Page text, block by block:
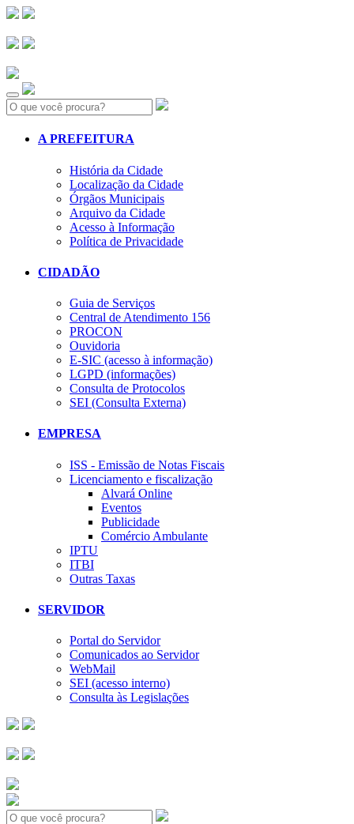
Search:
A PREFEITURA
História da Cidade
Localização da Cidade
Órgãos Municipais
Arquivo da Cidade
Acesso à Informação
Política de Privacidade
CIDADÃO
Guia de Serviços
Central de Atendimento 156
PROCON
Ouvidoria
E-SIC (acesso à informação)
LGPD (informações)
Consulta de Protocolos
SEI (Consulta Externa)
EMPRESA
ISS - Emissão de Notas Fiscais
Licenciamento e fiscalização
Alvará Online
Eventos
Publicidade
Comércio Ambulante
IPTU
ITBI
Outras Taxas
SERVIDOR
Portal do Servidor
Comunicados ao Servidor
WebMail
SEI (acesso interno)
Consulta às Legislações
Search: